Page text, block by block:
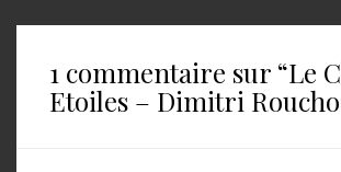
1 commentaire sur “Le
Etoiles – Dimitri